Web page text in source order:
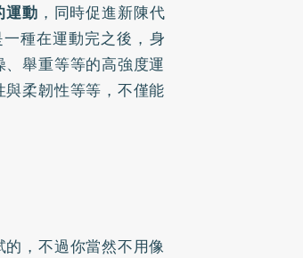
運動 ，同時促進新陳代
種在運動完之後，身
舉重等等的高強度運
柔韌性等等，不僅能
，不過你當然不用像